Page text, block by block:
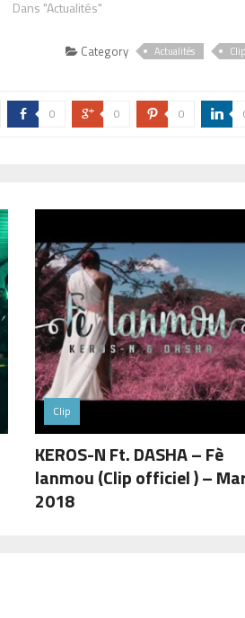
Dans "Actualités"
Category Actualités
b 0 c 0 d 0 j
Clip
KEROS-N Ft. DASHA – Fè
lanmou (Clip officiel ) –
2018